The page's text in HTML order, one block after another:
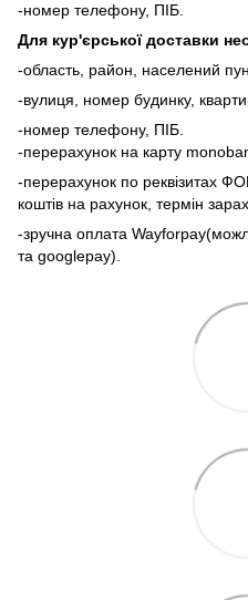
-номер телефону, ПІБ.
Для кур'єрської доставки
-область, район, населений
-вулиця, номер будинку,
-номер телефону, ПІБ.
-перерахунок на карту
-перерахунок по реквізитах
коштів на рахунок, термін
-зручна оплата
та googlepay).